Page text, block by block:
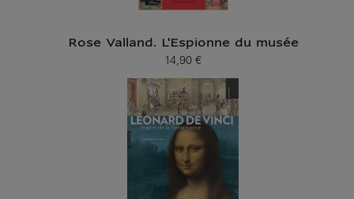
Rose Valland. L'Espionne du musée
Prix ​​actuel
14,90 €